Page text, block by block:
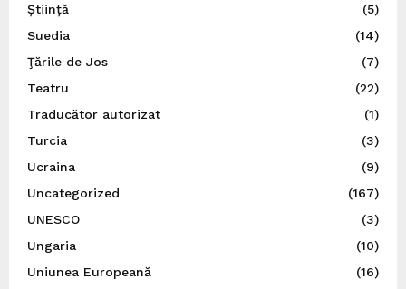
Știință
(5)
Suedia
(14)
Ţările de Jos
(7)
Teatru
(22)
Traducător autorizat
(1)
Turcia
(3)
Ucraina
(9)
Uncategorized
(167)
UNESCO
(3)
Ungaria
(10)
Uniunea Europeană
(16)